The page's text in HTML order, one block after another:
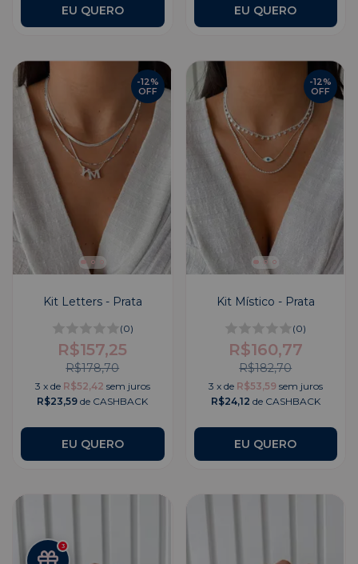
EU QUERO
Kit Letters - Prata
(0)
R$157,25
-12%
OFF
R$178,70
3 x de R$52,42 sem juros
R$23,59 de CASHBACK
EU QUERO
Kit Místico - Prata
(0)
R$160,77
-12%
OFF
R$182,70
3 x de R$53,59 sem juros
R$24,12 de CASHBACK
EU QUERO
3